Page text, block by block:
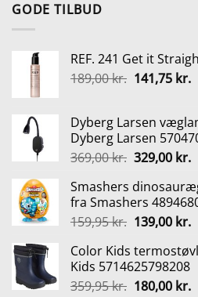
GODE TILBUD
REF. 241 Get it
189,00kr. Den
var:
189,00 kr..
141,75 kr.
Dyberg Larsen
Dyberg Larsen
369,00kr. Den
pris
var:
369,00 kr..
329,00 kr.
Smashers
fra Smashers
159,95kr. Den
pris
var:
159,95 kr..
139,00 kr.
er:
Color Kids
Kids 5714625798208
359,95kr. Den
180,00 kr.